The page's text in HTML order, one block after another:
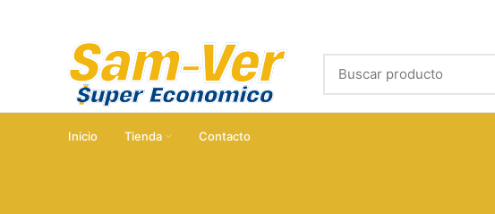
Inicio Tienda Contacto